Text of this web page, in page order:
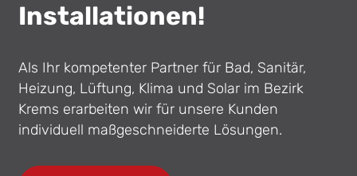
Installationen!
Als Ihr kompetenter Partner für Bad, Sanitär,
Heizung, Lüftung, Klima und Solar im Bezirk
Krems erarbeiten wir für unsere Kunden
individuell maßgeschneiderte Lösungen.